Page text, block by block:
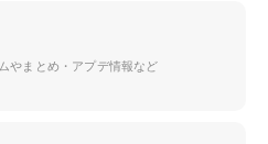
やまとめ・アプデ情報など